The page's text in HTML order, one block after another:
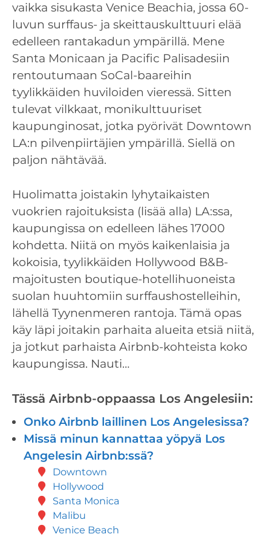
vaikka sisukasta Venice Beachia, jossa 60-
luvun surffaus- ja skeittauskulttuuri elää
edelleen rantakadun ympärillä. Mene
Santa Monicaan ja Pacific Palisadesiin
rentoutumaan SoCal-baareihin
tyylikkäiden huviloiden vieressä. Sitten
tulevat vilkkaat, monikulttuuriset
kaupunginosat, jotka pyörivät Downtown
LA:n pilvenpiirtäjien ympärillä. Siellä on
paljon nähtävää.
Huolimatta joistakin lyhytaikaisten
vuokrien rajoituksista (lisää alla) LA:ssa,
kaupungissa on edelleen lähes 17000
kohdetta. Niitä on myös kaikenlaisia ja
kokoisia, tyylikkäiden Hollywood B&B-
majoitusten boutique-hotellihuoneista
suolan huuhtomiin surffaushostelleihin,
lähellä Tyynenmeren rantoja. Tämä opas
käy läpi joitakin parhaita alueita etsiä niitä,
ja jotkut parhaista Airbnb-kohteista koko
kaupungissa. Nauti…
Tässä Airbnb-oppaassa Los Angelesiin:
Onko Airbnb laillinen Los Angelesissa?
Missä minun kannattaa yöpyä Los
Angelesin Airbnb:ssä?
Downtown
Hollywood
Santa Monica
Malibu
Venice Beach